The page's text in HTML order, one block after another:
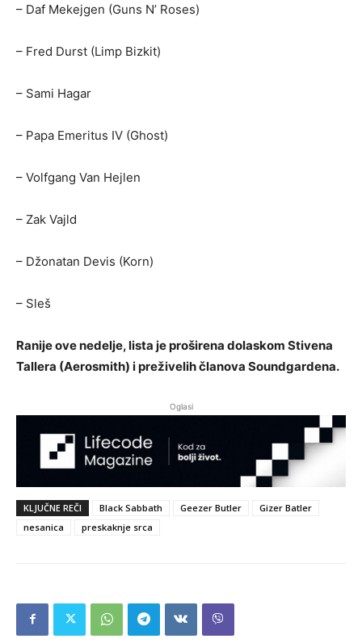
– Daf Mekejgen (Guns N’ Roses)
– Fred Durst (Limp Bizkit)
– Sami Hagar
– Papa Emeritus IV (Ghost)
– Volfgang Van Hejlen
– Zak Vajld
– Džonatan Devis (Korn)
– Sleš
Ranije ove nedelje, lista je proširena dolaskom Stivena
Tallera (Aerosmith) i preživelih članova Soundgardena.
Oglasi
KLJUČNE REČI Black Sabbath Geezer Butler
Gizer Batler
nesanica
preskaknje srca